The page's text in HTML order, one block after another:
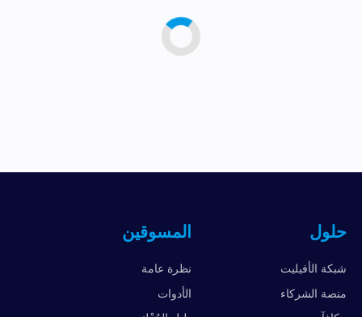
حلول
شبكة الأفيليت
منصة الشركاء
المسوقين
نظرة عامة
الأدوات